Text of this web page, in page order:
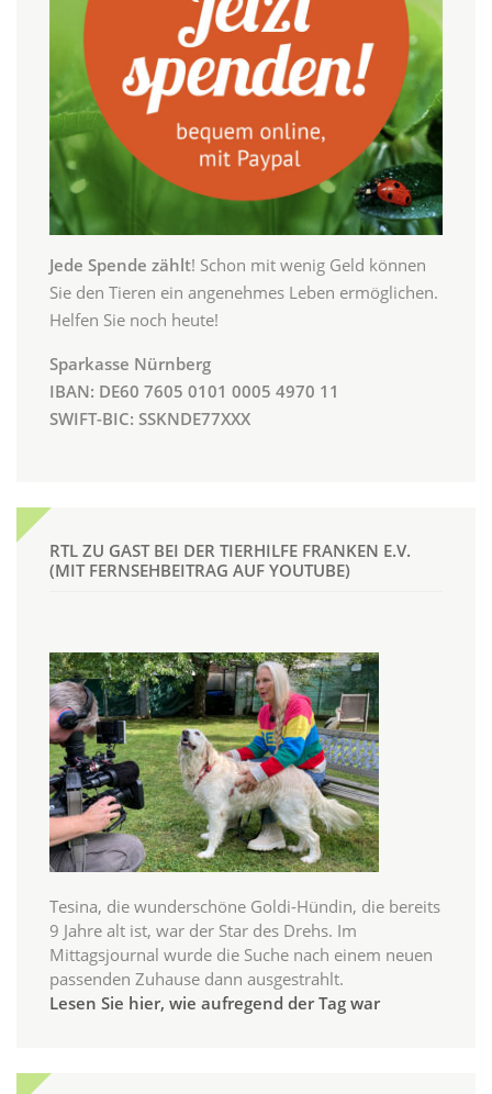
Jede Spende zählt! Schon mit wenig Geld können
Sie den Tieren ein angenehmes Leben ermöglichen.
Helfen Sie noch heute!
Sparkasse Nürnberg
IBAN: DE60 7605 0101 0005 4970 11
SWIFT-BIC: SSKNDE77XXX
RTL ZU GAST BEI DER TIERHILFE FRANKEN E.V.
(MIT FERNSEHBEITRAG AUF YOUTUBE)
Tesina, die wunderschöne Goldi-Hündin, die bereits
9 Jahre alt ist, war der Star des Drehs. Im
Mittagsjournal wurde die Suche nach einem neuen
passenden Zuhause dann ausgestrahlt.
Lesen Sie hier, wie aufregend der Tag war